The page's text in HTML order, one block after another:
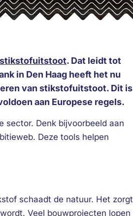
. Dat leidt tot
in Den Haag heeft het nu
van stikstofuitstoot. Dit is
aan Europese regels.
sector. Denk bijvoorbeeld aan
Deze tools helpen
schaadt de natuur. Het zorgt
Veel bouwprojecten lopen